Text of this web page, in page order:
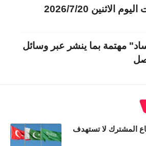
الاثنين 2026/7/20
مهتمة بما ينشر عبر وسائل
المشترك لا تستهدف